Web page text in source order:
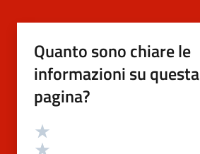
Quanto sono chiare le
informazioni su questa
pagina?
Valutazione